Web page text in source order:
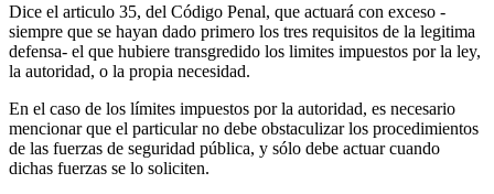
Dice el articulo 35, del Código Penal, que actuará con exceso -
siempre que se hayan dado primero los tres requisitos de la legitima
defensa- el que hubiere transgredido los limites impuestos por la ley,
la autoridad, o la propia necesidad.
En el caso de los límites impuestos por la autoridad, es necesario
mencionar que el particular no debe obstaculizar los procedimientos
de las fuerzas de seguridad pública, y sólo debe actuar cuando
dichas fuerzas se lo soliciten.